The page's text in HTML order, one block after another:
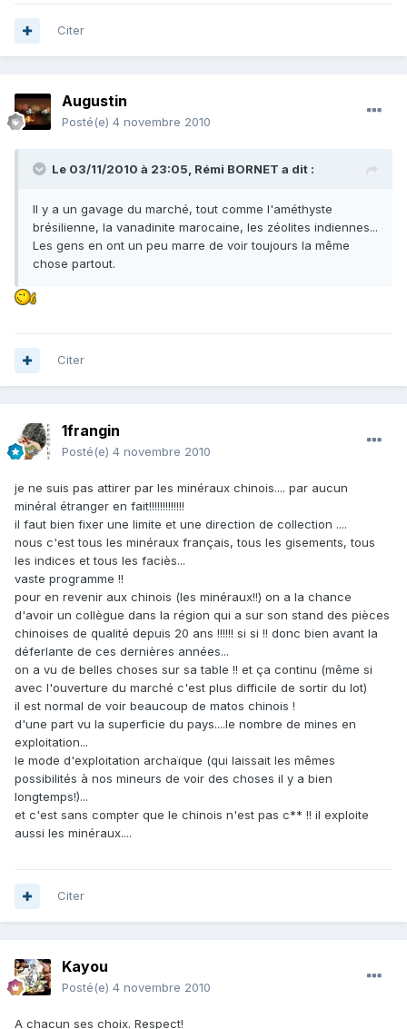
Citer
Augustin
Posté(e) 4 novembre 2010
Le 03/11/2010 à 23:05, Rémi BORNET a dit :
Il y a un gavage du marché, tout comme l'améthyste
brésilienne, la vanadinite marocaine, les zéolites indiennes...
Les gens en ont un peu marre de voir toujours la même
chose partout.
Citer
1frangin
Posté(e) 4 novembre 2010
je ne suis pas attirer par les minéraux chinois.... par aucun
minéral étranger en fait!!!!!!!!!!!!!
il faut bien fixer une limite et une direction de collection ....
nous c'est tous les minéraux français, tous les gisements, tous
les indices et tous les faciès...
vaste programme !!
pour en revenir aux chinois (les minéraux!!) on a la chance
d'avoir un collègue dans la région qui a sur son stand des pièces
chinoises de qualité depuis 20 ans !!!!!! si si !! donc bien avant la
déferlante de ces dernières années...
on a vu de belles choses sur sa table !! et ça continu (même si
avec l'ouverture du marché c'est plus difficile de sortir du lot)
il est normal de voir beaucoup de matos chinois !
d'une part vu la superficie du pays....le nombre de mines en
exploitation...
le mode d'exploitation archaïque (qui laissait les mêmes
possibilités à nos mineurs de voir des choses il y a bien
longtemps!)...
et c'est sans compter que le chinois n'est pas c** !! il exploite
aussi les minéraux....
Citer
Kayou
Posté(e) 4 novembre 2010
A chacun ses choix. Respect!